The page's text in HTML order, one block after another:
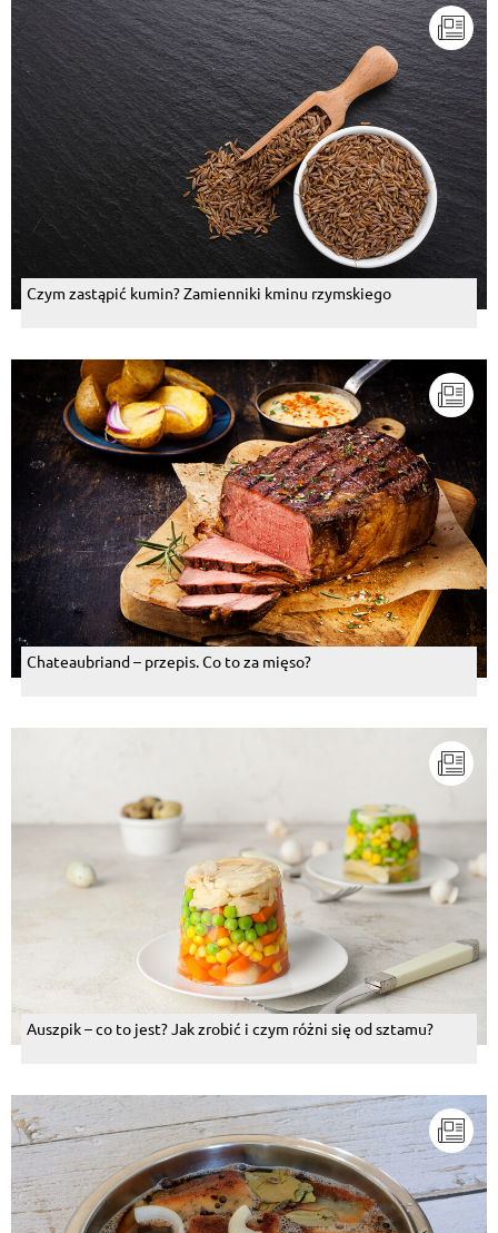
Czym zastąpić kumin? Zamienniki kminu rzymskiego
Chateaubriand – przepis. Co to za mięso?
Auszpik – co to jest? Jak zrobić i czym różni się od sztamu?